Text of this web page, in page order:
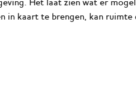
Het laat zien wat er
in kaart te brengen, kan